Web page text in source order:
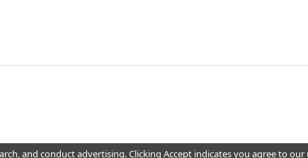
and conduct advertising. Clicking Accept indicates you agree to our